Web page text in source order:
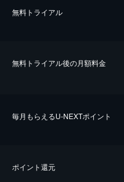
無料トライアル
無料トライアル後の⽉額料金
毎⽉もらえるU-NEXTポイント
ポイント還元